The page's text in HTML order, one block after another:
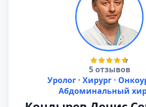
5 отзывов
Уролог · Хирург ·
Абдоминальный